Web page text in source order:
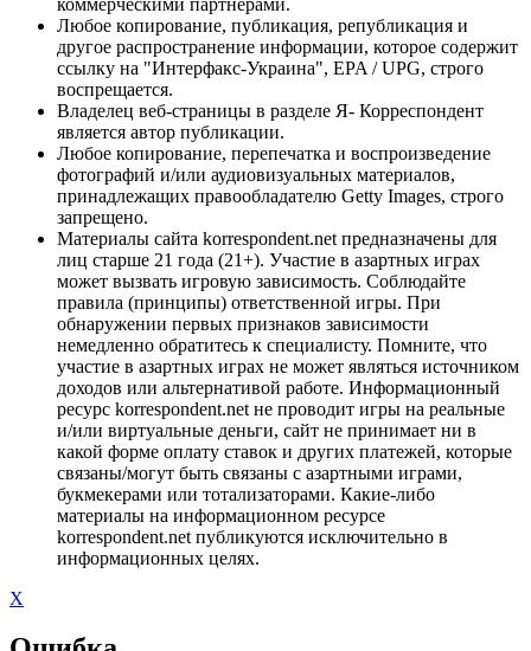
Любое копирование, публикация, републикация и
другое распространение информации, которое содержит
ссылку на "Интерфакс-Украина", EPA / UPG, строго
воспрещается.
Владелец веб-страницы в разделе Я- Корреспондент
является автор публикации.
Любое копирование, перепечатка и воспроизведение
фотографий и/или аудиовизуальных материалов,
принадлежащих правообладателю Getty Images, строго
запрещено.
Материалы сайта korrespondent.net предназначены для
лиц старше 21 года (21+). Участие в азартных играх
может вызвать игровую зависимость. Соблюдайте
правила (принципы) ответственной игры. При
обнаружении первых признаков зависимости
немедленно обратитесь к специалисту. Помните, что
участие в азартных играх не может являться источником
доходов или альтернативой работе. Информационный
ресурс korrespondent.net не проводит игры на реальные
и/или виртуальные деньги, сайт не принимает ни в
какой форме оплату ставок и других платежей, которые
связаны/могут быть связаны с азартными играми,
букмекерами или тотализаторами. Какие-либо
материалы на информационном ресурсе
korrespondent.net публикуются исключительно в
информационных целях.
X